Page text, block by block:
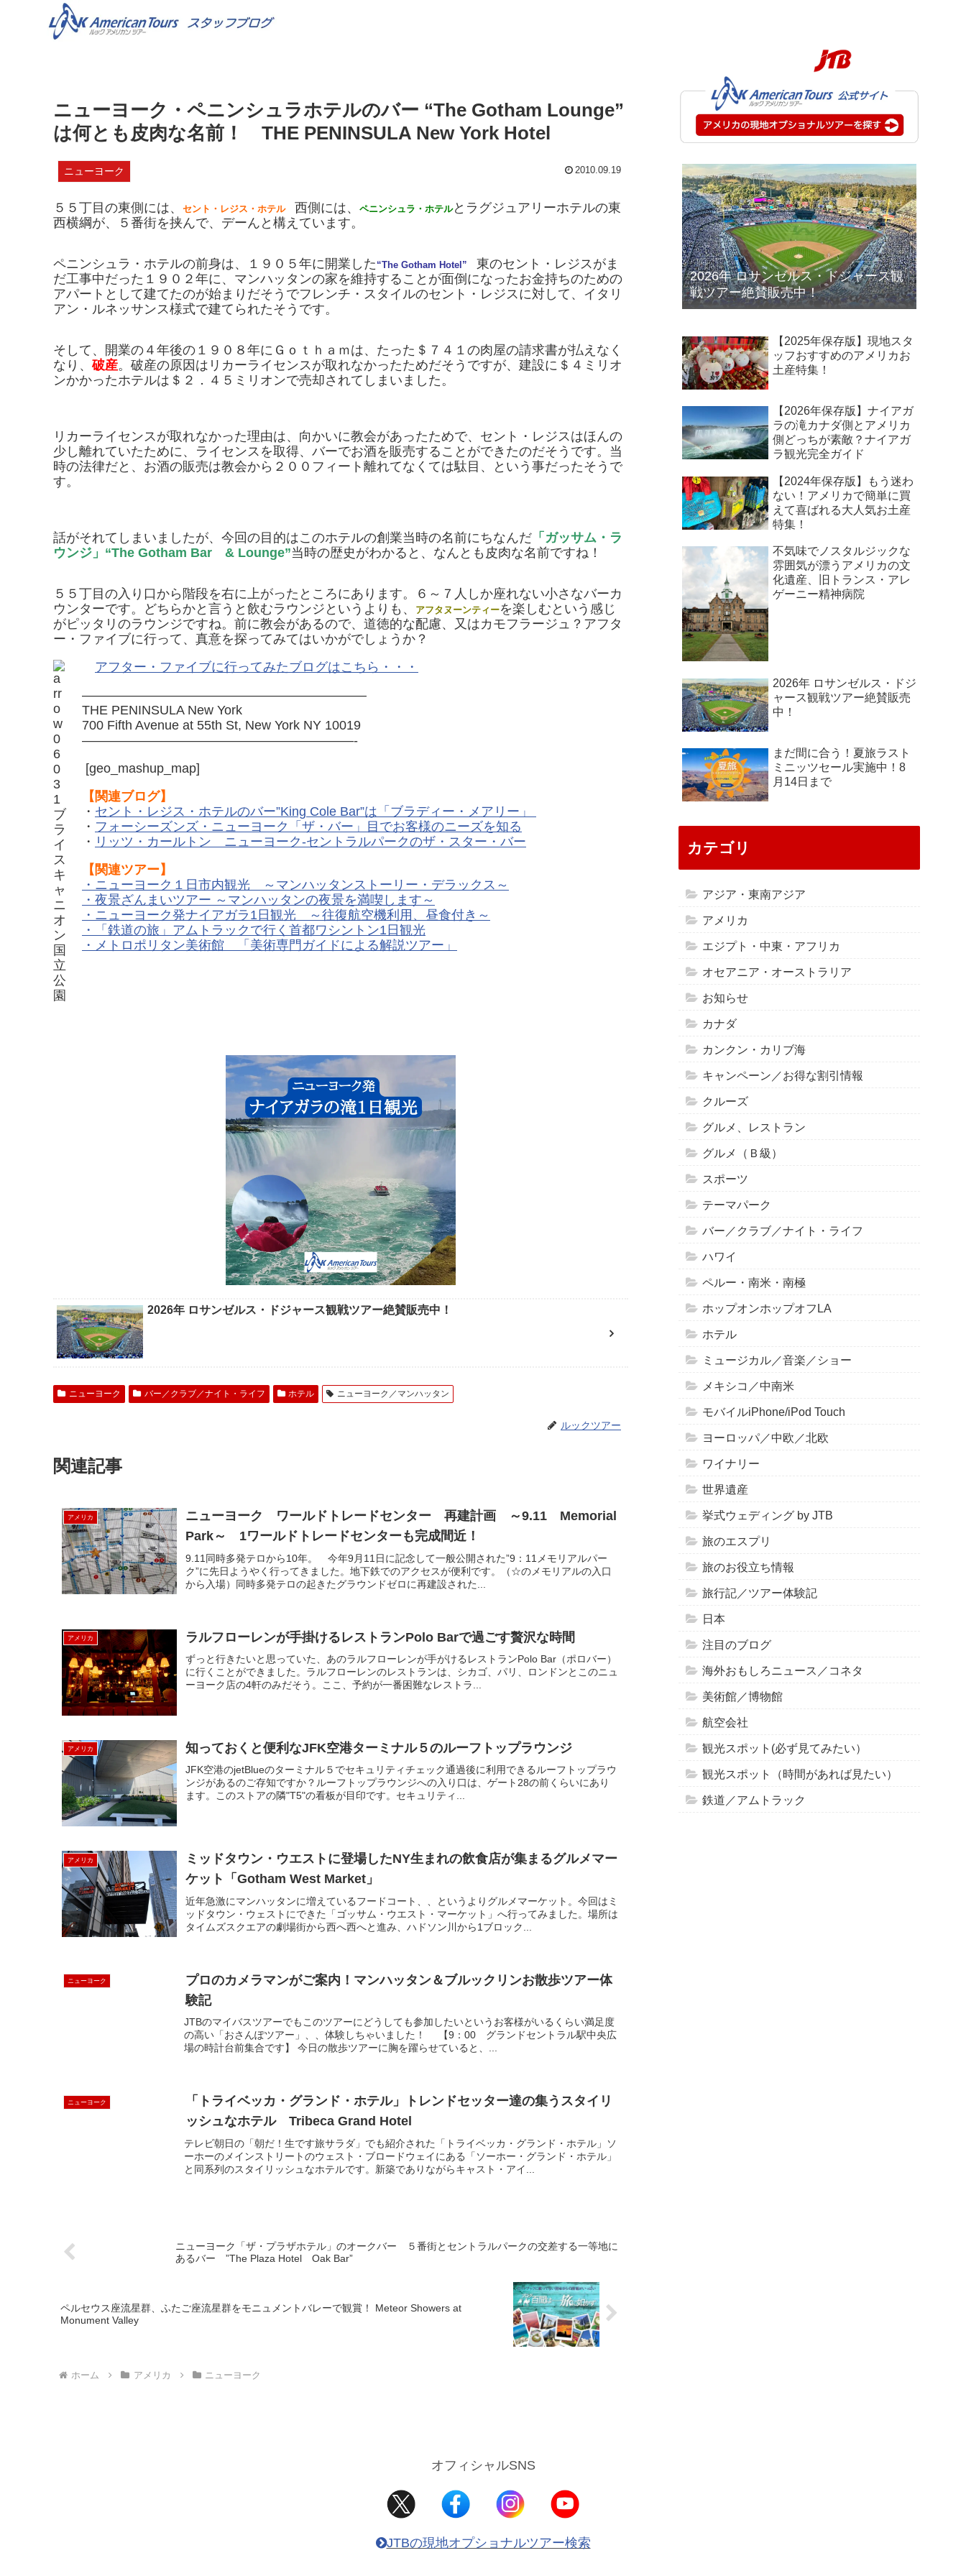
ニューヨーク・ペニンシュラホテルのバー “The Gotham Lounge”
は何とも皮肉な名前！ THE PENINSULA New York Hotel
ニューヨーク 2010.09.19
５５丁目の東側には、 セント・レジス・ホテル 西側には、 ペニンシュラ・ホテルとラグジュアリーホテルの東
西横綱が、５番街を挟んで、デーんと構えています。
ペニンシュラ・ホテルの前身は、１９０５年に開業した “The Gotham Hotel” 東のセント・レジスがま
だ工事中だった１９０２年に、マンハッタンの家を維持することが面倒になったお金持ちのための
アパートとして建てたのが始まりだそうでフレンチ・スタイルのセント・レジスに対して、イタリ
アン・ルネッサンス様式で建てられたそうです。
そして、開業の４年後の１９０８年にＧｏｔｈａｍは、たった＄７４１の肉屋の請求書が払えなく
なり、破産。破産の原因はリカーライセンスが取れなかったためだそうですが、建設に＄４ミリオ
ンかかったホテルは＄２．４５ミリオンで売却されてしまいました。
リカーライセンスが取れなかった理由は、向かいに教会があったためで、セント・レジスはほんの
少し離れていたために、ライセンスを取得、バーでお酒を販売することができたのだそうです。当
時の法律だと、お酒の販売は教会から２００フィート離れてなくては駄目、という事だったそうで
す。
話がそれてしまいましたが、今回の目的はこのホテルの創業当時の名前にちなんだ 「ガッサム・ラ
ウンジ」 “The Gotham Bar & Lounge”当時の歴史がわかると、なんとも皮肉な名前ですね！
５５丁目の入り口から階段を右に上がったところにあります。６～７人しか座れない小さなバーカ
ウンターです。どちらかと言うと飲むラウンジというよりも、
アフタヌーンティーを楽しむという感じ
がピッタリのラウンジですね。前に教会があるので、道徳的な配慮、又はカモフラージュ？アフタ
ー・ファイブに行って、真意を探ってみてはいかがでしょうか？
アフター・ファイブに行ってみたブログはこちら・・・
——————————————————————
THE PENINSULA New York
700 Fifth Avenue at 55th St, New York NY 10019
—————————————————————-
[geo_mashup_map]
【関連ブログ】
・ セント・レジス・ホテルのバー”King Cole Bar”は「ブラディー・メアリー」
・ フォーシーズンズ・ニューヨーク「ザ・バー」目でお客様のニーズを知る
・ リッツ・カールトン ニューヨーク-セントラルパークのザ・スター・バー
【関連ツアー】
・ ニューヨーク１日市内観光 ～マンハッタンストーリー・デラックス～
・ 夜景ざんまいツアー ～マンハッタンの夜景を満喫します～
・ ニューヨーク発ナイアガラ1日観光 ～往復航空機利用、昼食付き～
・
「鉄道の旅」アムトラックで行く首都ワシントン1日観光
・ メトロポリタン美術館 「美術専門ガイドによる解説ツアー」
2026年 ロサンゼルス・ドジャース観戦ツアー絶賛販売中！
ニューヨーク バー／クラブ／ナイト・ライフ ホテル ニューヨーク／マンハッタン
ルックツアー
関連記事
アメリカ
ニューヨーク ワールドトレードセンター 再建計画 ～9.11 Memorial
Park～ 1ワールドトレードセンターも完成間近！
9.11同時多発テロから10年。 今年9月11日に記念して一般公開された”9：11メモリアルパー
ク”に先日ようやく行ってきました。地下鉄でのアクセスが便利です。（☆のメモリアルの入口
から入場）同時多発テロの起きたグラウンドゼロに再建設された...
アメリカ ラルフローレンが手掛けるレストランPolo Barで過ごす贅沢な時間
ずっと行きたいと思っていた、あのラルフローレンが手がけるレストランPolo Bar（ポロバー）
に行くことができました。ラルフローレンのレストランは、シカゴ、パリ、ロンドンとこのニュ
ーヨーク店の4軒のみだそう。ここ、予約が一番困難なレストラ...
アメリカ 知っておくと便利なJFK空港ターミナル５のルーフトップラウンジ
JFK空港のjetBlueのターミナル５でセキュリティチェック通過後に利用できるルーフトップラウ
ンジがあるのご存知ですか？ルーフトップラウンジへの入り口は、ゲート28の前くらいにあり
ます。このストアの隣"T5"の看板が目印です。セキュリティ...
アメリカ
ミッドタウン・ウエストに登場したNY生まれの飲食店が集まるグルメマー
ケット「Gotham West Market」
近年急激にマンハッタンに増えているフードコート、、というよりグルメマーケット。今回はミ
ッドタウン・ウェストにできた「ゴッサム・ウエスト・マーケット」へ行ってみました。場所は
タイムズスクエアの劇場街から西へ西へと進み、ハドソン川から1ブロック...
ニューヨーク
プロのカメラマンがご案内！マンハッタン＆ブルックリンお散歩ツアー体
験記
JTBのマイバスツアーでもこのツアーにどうしても参加したいというお客様がいるくらい満足度
の高い「おさんぽツアー」、、体験しちゃいました！ 【9：00 グランドセントラル駅中央広
場の時計台前集合です】 今日の散歩ツアーに胸を躍らせていると、...
ニューヨーク
「トライベッカ・グランド・ホテル」トレンドセッター達の集うスタイリ
ッシュなホテル Tribeca Grand Hotel
テレビ朝日の「朝だ！生です旅サラダ」でも紹介された「トライベッカ・グランド・ホテル」ソ
ーホーのメインストリートのウェスト・ブロードウェイにある「ソーホー・グランド・ホテル」
と同系列のスタイリッシュなホテルです。新築でありながらキャスト・アイ...
ニューヨーク「ザ・プラザホテル」のオークバー ５番街とセントラルパークの交差する一等地に
あるバー ”The Plaza Hotel Oak Bar”
ペルセウス座流星群、ふたご座流星群をモニュメントバレーで観賞！ Meteor Showers at
Monument Valley
ホーム アメリカ ニューヨーク
2026年 ロサンゼルス・ドジャース観
戦ツアー絶賛販売中！
【2025年保存版】現地スタ
ッフおすすめのアメリカお
土産特集！
【2026年保存版】ナイアガ
ラの滝カナダ側とアメリカ
側どっちが素敵？ナイアガ
ラ観光完全ガイド
【2024年保存版】もう迷わ
ない！アメリカで簡単に買
えて喜ばれる大人気お土産
特集！
不気味でノスタルジックな
雰囲気が漂うアメリカの文
化遺産、旧トランス・アレ
ゲーニー精神病院
2026年 ロサンゼルス・ドジ
ャース観戦ツアー絶賛販売
中！
まだ間に合う！夏旅ラスト
ミニッツセール実施中！8
月14日まで
カテゴリ
アジア・東南アジア
アメリカ
エジプト・中東・アフリカ
オセアニア・オーストラリア
お知らせ
カナダ
カンクン・カリブ海
キャンペーン／お得な割引情報
クルーズ
グルメ、レストラン
グルメ（Ｂ級）
スポーツ
テーマパーク
バー／クラブ／ナイト・ライフ
ハワイ
ペルー・南米・南極
ホップオンホップオフLA
ホテル
ミュージカル／音楽／ショー
メキシコ／中南米
モバイルiPhone/iPod Touch
ヨーロッパ／中欧／北欧
ワイナリー
世界遺産
挙式ウェディング by JTB
旅のエスプリ
旅のお役立ち情報
旅行記／ツアー体験記
日本
注目のブログ
海外おもしろニュース／コネタ
美術館／博物館
航空会社
観光スポット(必ず見てみたい）
観光スポット（時間があれば見たい）
鉄道／アムトラック
オフィシャルSNS
JTBの現地オプショナルツアー検索